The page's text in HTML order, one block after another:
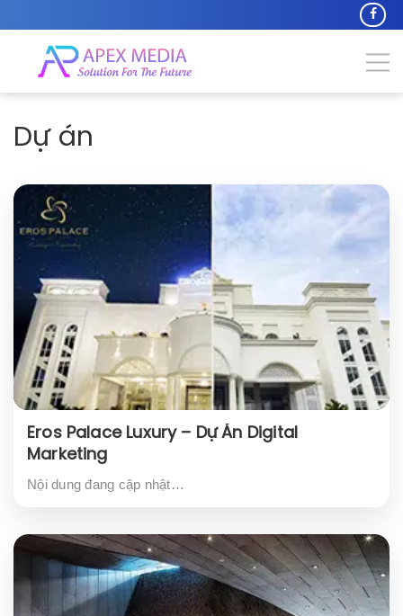
Dự án
Eros Palace Luxury – Dự Án Digital
Marketing
Nội dung đang cập nhật…